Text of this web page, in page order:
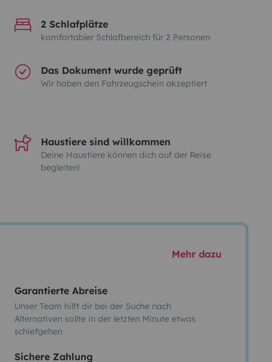
2 Schlafplätze
komfortabler Schlafbereich für 2 Personen
Das Dokument wurde geprüft
Wir haben den Fahrzeugschein akzeptiert
Haustiere sind willkommen
Deine Haustiere können dich auf der Reise
begleiten!
Mehr dazu
Garantierte Abreise
Unser Team hilft dir bei der Suche nach
Alternativen sollte in der letzten Minute etwas
schiefgehen
Sichere Zahlung